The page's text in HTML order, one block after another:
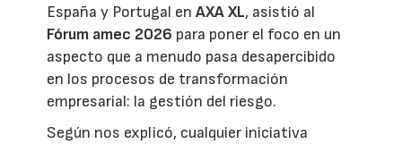
España y Portugal enAXA XL, asistió al
Fórum amec 2026 para poner el foco en un
aspecto que a menudo pasa desapercibido
en los procesos de transformación
empresarial: la gestión del riesgo.
Según nos explicó, cualquier iniciativa